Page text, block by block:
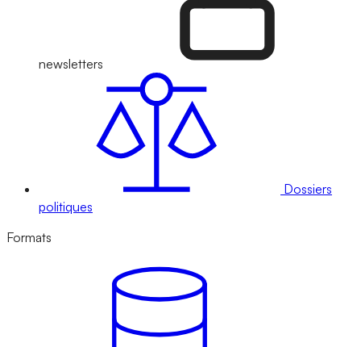
newsletters
Dossiers
politiques
Formats